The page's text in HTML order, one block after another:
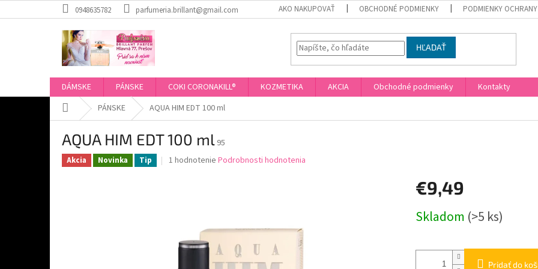
na
0948635782 parfumeria.brillant@gmail.com AKO NAKUPOVAŤ OBCHODNÉ PODMIENKY PODMIENKY OCHRANY
HĽADAŤ
DÁMSKE PÁNSKE COKI CORONAKILL® KOZMETIKA AKCIA Obchodné podmienky
Kontakty
DomovPÁNSKE AQUA HIM EDT 100 ml
AQUA HIM EDT 100 ml 95
Akcia Novinka Tip
Priemerné
hviezdičiek.
1 hodnotenie Podrobnosti hodnotenia
€9,49
cena:
Skladom (>5 ks)
Pridať do